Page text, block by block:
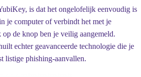
is dat het ongelofelijk eenvoudig is
je computer of verbindt het met je
op de knop ben je veilig aangemeld.
echter geavanceerde technologie die je
listige phishing-aanvallen.